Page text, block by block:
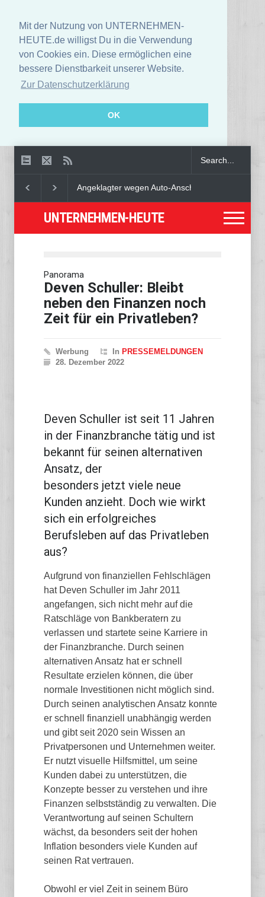
Mit der Nutzung von UNTERNEHMEN-
HEUTE.de willigst Du in die Verwendung
von Cookies ein. Diese ermöglichen eine
bessere Dienstbarkeit unserer Website.
Zur Datenschutzerklärung
OK
Angeklagter wegen Auto-Anschlag in München zu lebenslanger
UNTERNEHMEN-HEUTE
Panorama
Deven Schuller: Bleibt
neben den Finanzen noch
Zeit für ein Privatleben?
Werbung In PRESSEMELDUNGEN
28. Dezember 2022
Deven Schuller ist seit 11 Jahren
in der Finanzbranche tätig und ist
bekannt für seinen alternativen
Ansatz, der
besonders jetzt viele neue
Kunden anzieht. Doch wie wirkt
sich ein erfolgreiches
Berufsleben auf das Privatleben
aus?
Aufgrund von finanziellen Fehlschlägen
hat Deven Schuller im Jahr 2011
angefangen, sich nicht mehr auf die
Ratschläge von Bankberatern zu
verlassen und startete seine Karriere in
der Finanzbranche. Durch seinen
alternativen Ansatz hat er schnell
Resultate erzielen können, die über
normale Investitionen nicht möglich sind.
Durch seinen analytischen Ansatz konnte
er schnell finanziell unabhängig werden
und gibt seit 2020 sein Wissen an
Privatpersonen und Unternehmen weiter.
Er nutzt visuelle Hilfsmittel, um seine
Kunden dabei zu unterstützen, die
Konzepte besser zu verstehen und ihre
Finanzen selbstständig zu verwalten. Die
Verantwortung auf seinen Schultern
wächst, da besonders seit der hohen
Inflation besonders viele Kunden auf
seinen Rat vertrauen.
Obwohl er viel Zeit in seinem Büro